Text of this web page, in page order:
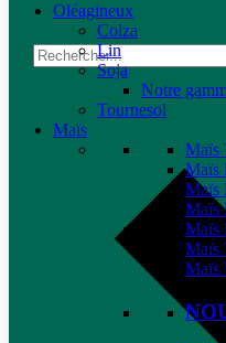
Oléagineux
Colza
Lin
Soja
Notre
Tournesol
Maïs
Maïs
Maïs
Maïs
Maïs
Maïs
Maïs
Maïs